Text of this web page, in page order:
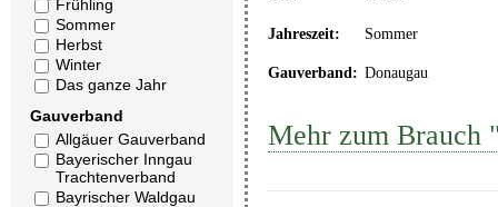
Frühling
Sommer
Herbst
Winter
Das ganze Jahr
Gauverband
Allgäuer Gauverband
Bayerischer Inngau
Trachtenverband
Bayrischer Waldgau
Jahreszeit: Sommer
Gauverband: Donaugau
Mehr zum Brauch